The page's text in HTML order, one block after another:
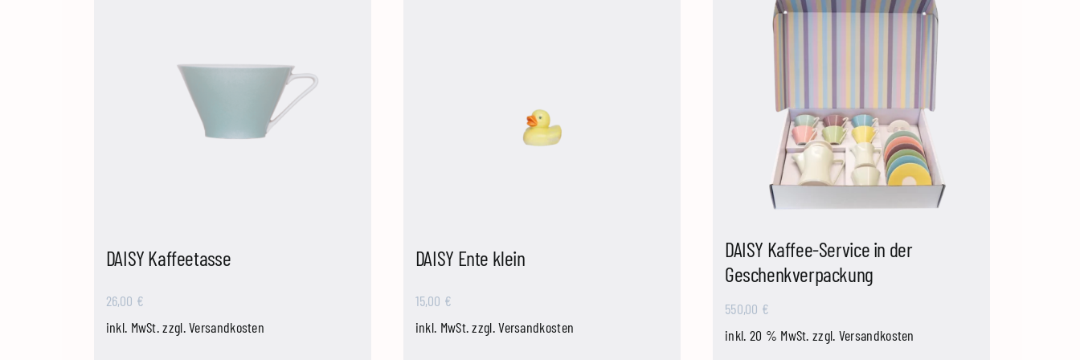
DAISY Kaffeetasse
26,00 €
inkl. MwSt.zzgl.Versandkosten
DAISY Ente klein
15,00 €
inkl. MwSt. zzgl.Versandkosten
DAISY Kaffee-Service in der
Geschenkverpackung
550,00 €
inkl. 20 % MwSt. zzgl. Versandkosten